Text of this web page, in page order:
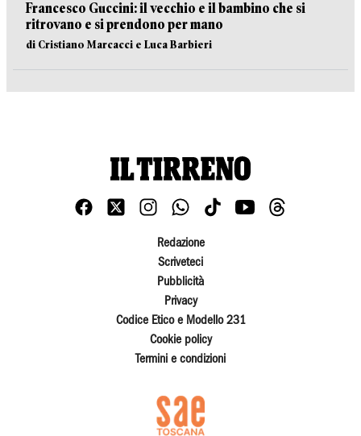
Francesco Guccini: il vecchio e il bambino che si
ritrovano e si prendono per mano
di Cristiano Marcacci e Luca Barbieri
Redazione
Scriveteci
Pubblicità
Privacy
Codice Etico e Modello 231
Cookie policy
Termini e condizioni